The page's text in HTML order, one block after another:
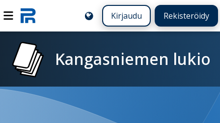
Kirjaudu Rekisteröidy
Kangasniemen lukio